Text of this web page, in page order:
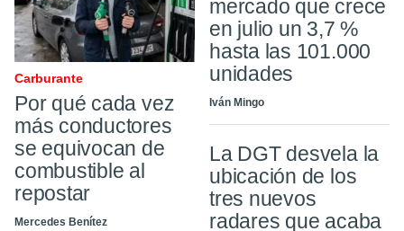
Carburante
Por qué cada vez
más conductores
se equivocan de
combustible al
repostar
Mercedes Benítez
mercado que crece
en julio un 3,7 %
hasta las 101.000
unidades
Iván Mingo
La DGT desvela la
ubicación de los
tres nuevos
radares que acaba